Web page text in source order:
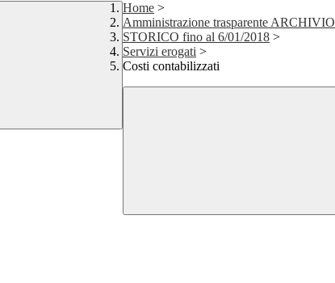
Home >
Amministrazione trasparente ARCHIVIO
STORICO fino al 6/01/2018 >
Servizi erogati >
Costi contabilizzati